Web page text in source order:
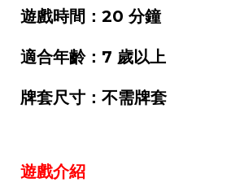
遊戲時間：20 分鐘
適合年齡：7 歲以上
牌套尺寸：不需牌套
遊戲介紹